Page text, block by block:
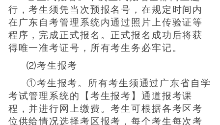
行，考生须凭当次预报名号，在规定时间内
在广东自考管理系统内通过照片上传验证等
程序，完成正式报名。正式报名成功后将获
得唯一准考证号，所有考生务必牢记。
⑵考生报考
①考生报考。所有考生须通过广东省自学
考试管理系统的【考生报考】通道报考课
程，并进行网上缴费。考生可根据各考区考
位供给情况选择考区报考，每个考生每次考